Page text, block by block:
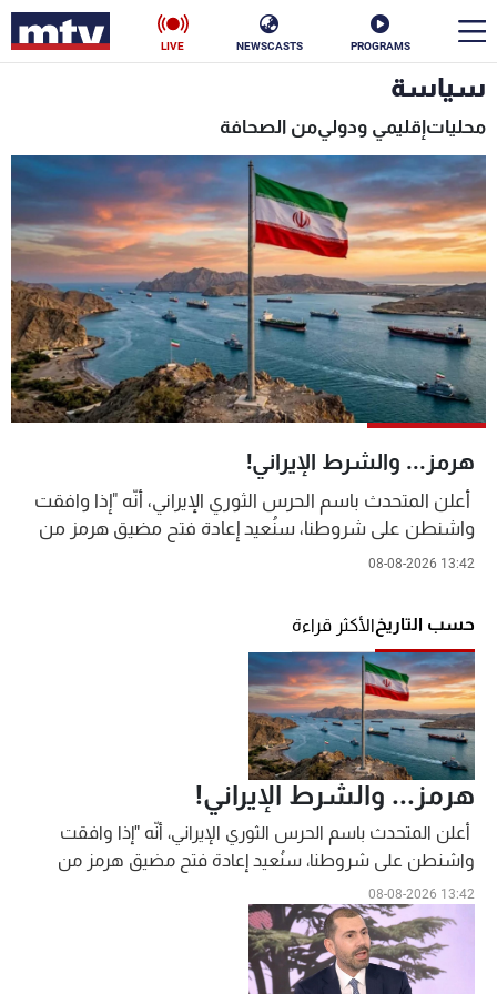
PROGRAMS
NEWSCASTS
LIVE
سياسة
محلياتإقليمي ودوليمن الصحافة
هرمز... والشرط الإيراني!
أعلن المتحدث باسم الحرس الثوري الإيراني، أنّه "إذا وافقت
واشنطن على شروطنا، سنُعيد إعادة فتح مضيق هرمز من
دون شك"، مؤكداً ألا علاقة لإعادة فتح المضيق
08-08-2026 13:42
حسب التاريخ الأكثر قراءة
هرمز... والشرط الإيراني!
أعلن المتحدث باسم الحرس الثوري الإيراني، أنّه "إذا وافقت
واشنطن على شروطنا، سنُعيد إعادة فتح مضيق هرمز من
دون شك"، مؤكداً ألا علاقة لإعادة فتح المضيق بالمفاوضات
بين إيران وسلطنة عمان.
08-08-2026 13:42
en
الأخبار
سياسة ناس
إقتصاد فن
منوعات رياضة
كأس العالم
البرامج
جدول البرامج
شاهد البرامج
عن MTV
الإنـتـاج
لاعلاناتكم
شروط الإسـتخدام
سياسة الخصوصية